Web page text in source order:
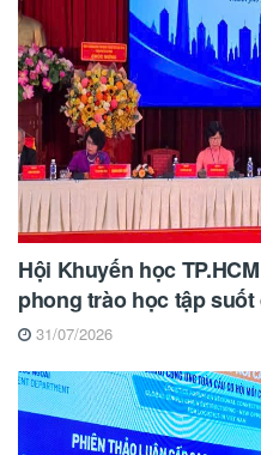
Hội Khuyến học
phong trào học tập
31/07/2026